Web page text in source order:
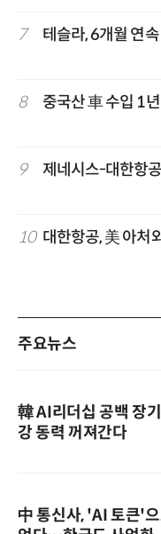
7 테슬라, 6개월 연
8 중국산 車 수입 1
9 제네시스-대한항
10 대한항공, 美 아처
주요뉴스
韓 AI리더십 공백 장
강 동력 꺼져간다
中 통신사, 'AI 토큰'